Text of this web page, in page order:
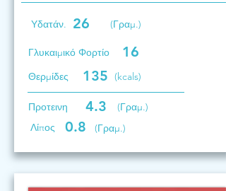
Υδατάν. 26 (Γραμ.)
Γλυκαιμικό Φορτίο 16
Θερμίδες 135 (kcals)
Προτεινη 4.3
(Γραμ.)
Λίπος
0.8 (Γραμ.)